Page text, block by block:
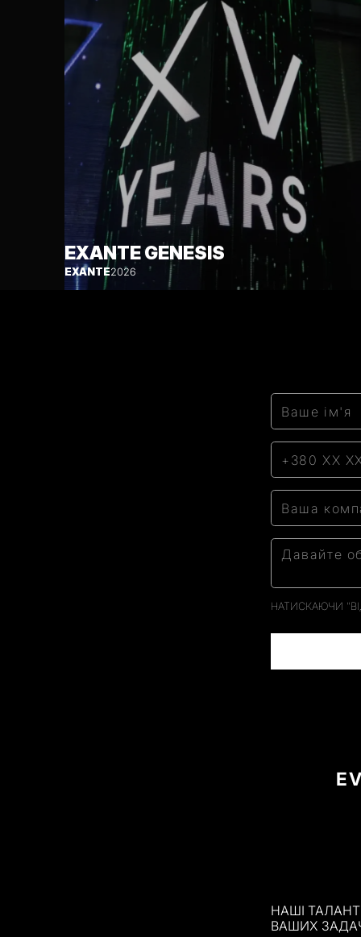
EXANTE GENESIS
EXANTE2026
НАТИСКАЮЧИ
НАШІ
ВАШИХ